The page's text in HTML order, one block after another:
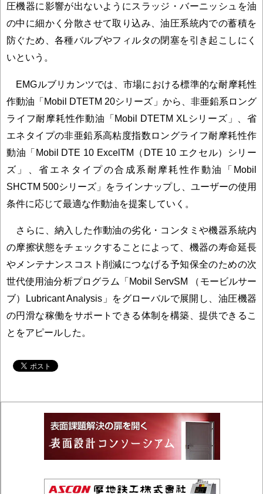
圧機器に影響が出ないようにスラッジ・バーニッシュを油
の中に細かく分散させて取り込み、油圧系統内での蓄積を
防ぐため、各種バルブやフィルタの閉塞を引き起こしにく
いという。
EMGルブリカンツでは、市場における標準的な耐摩耗性
作動油「Mobil DTETM 20シリーズ」から、非亜鉛系ロング
ライフ耐摩耗性作動油「Mobil DTETM XLシリーズ」、省
エネタイプの非亜鉛系高粘度指数ロングライフ耐摩耗性作
動油「Mobil DTE 10 ExcelTM（DTE 10 エクセル）シリー
ズ」、省エネタイプの合成系耐摩耗性作動油「Mobil
SHCTM 500シリーズ」をラインナップし、ユーザーの使用
条件に応じて最適な作動油を提案していく。
さらに、納入した作動油の劣化・コンタミや機器系統内
の摩擦状態をチェックすることによって、機器の寿命延長
やメンテナンスコスト削減につなげる予知保全のための次
世代使用油分析プログラム「Mobil ServSM （モービルサー
ブ）Lubricant Analysis」をグローバルで展開し、油圧機器
の円滑な稼働をサポートできる体制を構築、提供できるこ
とをアピールした。